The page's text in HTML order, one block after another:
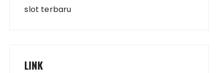
slot terbaru
LINK